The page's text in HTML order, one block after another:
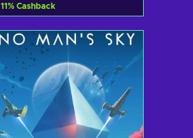
11% Cashback
Añadir al carrito
Ver ofertas